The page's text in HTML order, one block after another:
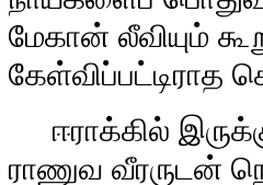
மேகான் லீவியும்
கேள்விப்பட்டிராத
ஈராக்கில்
ராணுவ வீரருடன்